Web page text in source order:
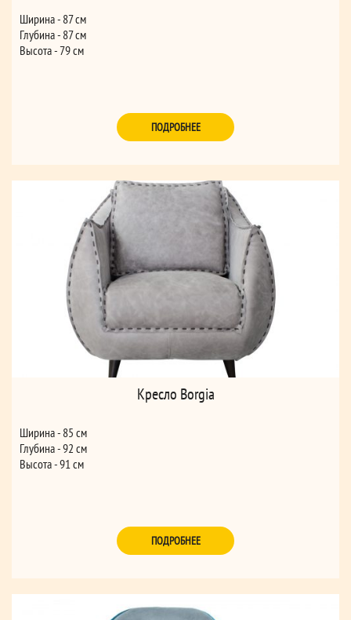
Ширина - 87 см
Глубина - 87 см
Высота - 79 см
ПОДРОБНЕЕ
Кресло Borgia
Ширина - 85 см
Глубина - 92 см
Высота - 91 см
ПОДРОБНЕЕ